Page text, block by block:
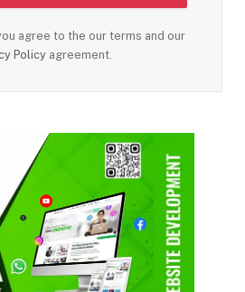
agree to the our terms and our
Policy agreement.